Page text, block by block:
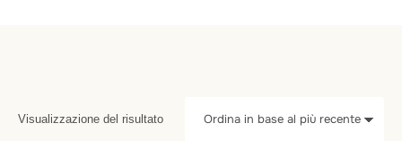
Visualizzazione del risultato